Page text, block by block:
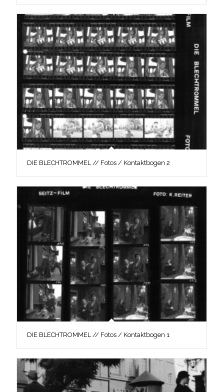
DIE BLECHTROMMEL // Fotos / Kontaktbogen 2
DIE BLECHTROMMEL // Fotos / Kontaktbogen 1